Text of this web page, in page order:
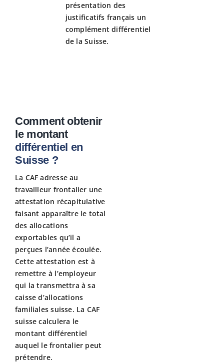
présentation des
justificatifs français un
complément différentiel
de la Suisse.
Comment obtenir
le montant
différentiel en
Suisse ?
La CAF adresse au
travailleur frontalier une
attestation récapitulative
faisant apparaître le total
des allocations
exportables qu’il a
perçues l’année écoulée.
Cette attestation est à
remettre à l’employeur
qui la transmettra à sa
caisse d’allocations
familiales suisse. La CAF
suisse calculera le
montant différentiel
auquel le frontalier peut
prétendre.